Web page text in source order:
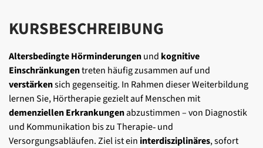
KURSBESCHREIBUNG
Altersbedingte Hörminderungenund kognitive
Einschränkungentreten häufig zusammen auf und
verstärkensich gegenseitig. In Rahmen dieser Weiterbildung
lernen Sie, Hörtherapie gezielt auf Menschen mit
demenziellen Erkrankungenabzustimmen – von Diagnostik
und Kommunikation bis zu Therapie‑ und
Versorgungsabläufen. Ziel ist ein interdisziplinäres, sofort